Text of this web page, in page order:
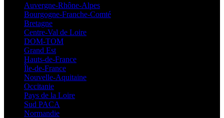
Auvergne-Rhône-Alpes
Bourgogne-Franche-Comté
Bretagne
Centre-Val de Loire
DOM-TOM
Grand Est
Hauts-de-France
Île-de-France
Nouvelle-Aquitaine
Occitanie
Pays de la Loire
Sud PACA
Normandie